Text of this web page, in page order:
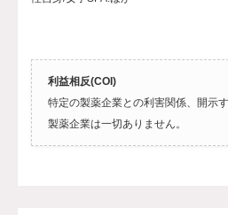
利益相反(COI)
特定の製薬企業との利害関係、開示
製薬企業は一切ありません。